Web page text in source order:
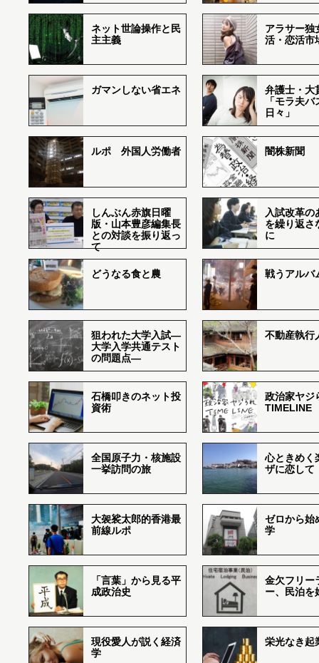
ネット世論操作と民
主主義
アラサー独
活・恋活市
ガマンしない省エネ
弁護士・大
「モラ夫
日々」
ルポ 外国人労働者 闇株新聞
しんぶん赤旗日曜
版・山本豊彦編集長
との対談を振り返っ
て
入試改革の
を繰り返さ
に
どうなる食と農 戦うアルバ
狙われた大学入試―
大学入学共通テスト
の問題点―
不動産執行
石橋叩きのネット投
資術
政治家ヤジ
TIMELINE
全国原子力・核施設
一挙訪問の旅
心ときめく
ザに恋して
大袈裟太郎的香港最
前線ルポ
ゼロから始
学
「言葉」から見る平
成政治史
金欠フリー
ー、民泊を
現役愛人が説く経済
学
栄光なき起